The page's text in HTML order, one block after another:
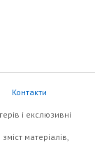
Контакти
i екслюзивнi
матеріалів,